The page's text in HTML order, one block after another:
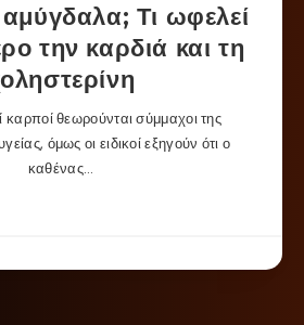
Τι ωφελεί
την καρδιά και τη
καρποί θεωρούνται σύμμαχοι της
όμως οι ειδικοί εξηγούν ότι ο
καθένας…